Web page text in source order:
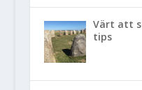
Värt att
tips